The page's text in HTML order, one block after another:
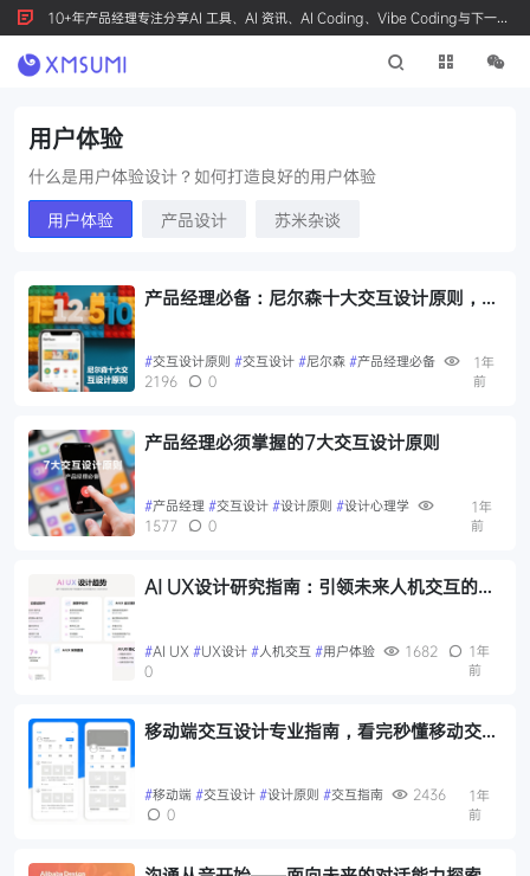
10+年产品经理专注分享AI 工具、AI 资讯、AI Coding、Vibe Coding与下一代
产品创新，按 Ctrl+D 收藏我们
用户体验
什么是用户体验设计？如何打造良好的用户体验
用户体验
产品设计 苏米杂谈
产品经理必备：尼尔森十大交互设计原则，让
#交互设计原则 #交互设计 #尼尔森 #产品经理必备
2196
0
1年
前
产品经理必须掌握的7大交互设计原则
#产品经理 #交互设计 #设计原则 #设计心理学
1577
0
1年
前
AI UX设计研究指南：引领未来人机交互的创
#AI UX #UX设计 #人机交互 #用户体验
1682
0
1年
前
移动端交互设计专业指南，看完秒懂移动交互
#移动端 #交互设计 #设计原则 #交互指南
2436
0
1年
前